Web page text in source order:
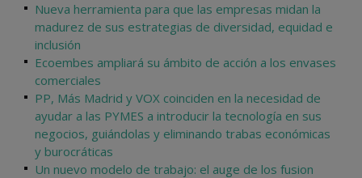
Nueva herramienta para que las empresas midan la
madurez de sus estrategias de diversidad, equidad e
inclusión
Ecoembes ampliará su ámbito de acción a los envases
comerciales
PP, Más Madrid y VOX coinciden en la necesidad de
ayudar a las PYMES a introducir la tecnología en sus
negocios, guiándolas y eliminando trabas económicas
y burocráticas
Un nuevo modelo de trabajo: el auge de los fusion